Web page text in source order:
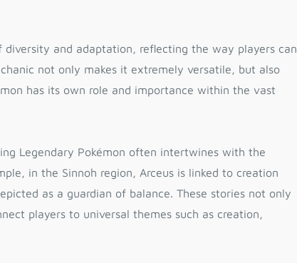
PEGAR CUPOM
diversity and adaptation, reflecting the way players can
not only makes it extremely versatile, but also
has its own role and importance within the vast
Legendary Pokémon often intertwines with the
in the Sinnoh region, Arceus is linked to creation
as a guardian of balance. These stories not only
players to universal themes such as creation,